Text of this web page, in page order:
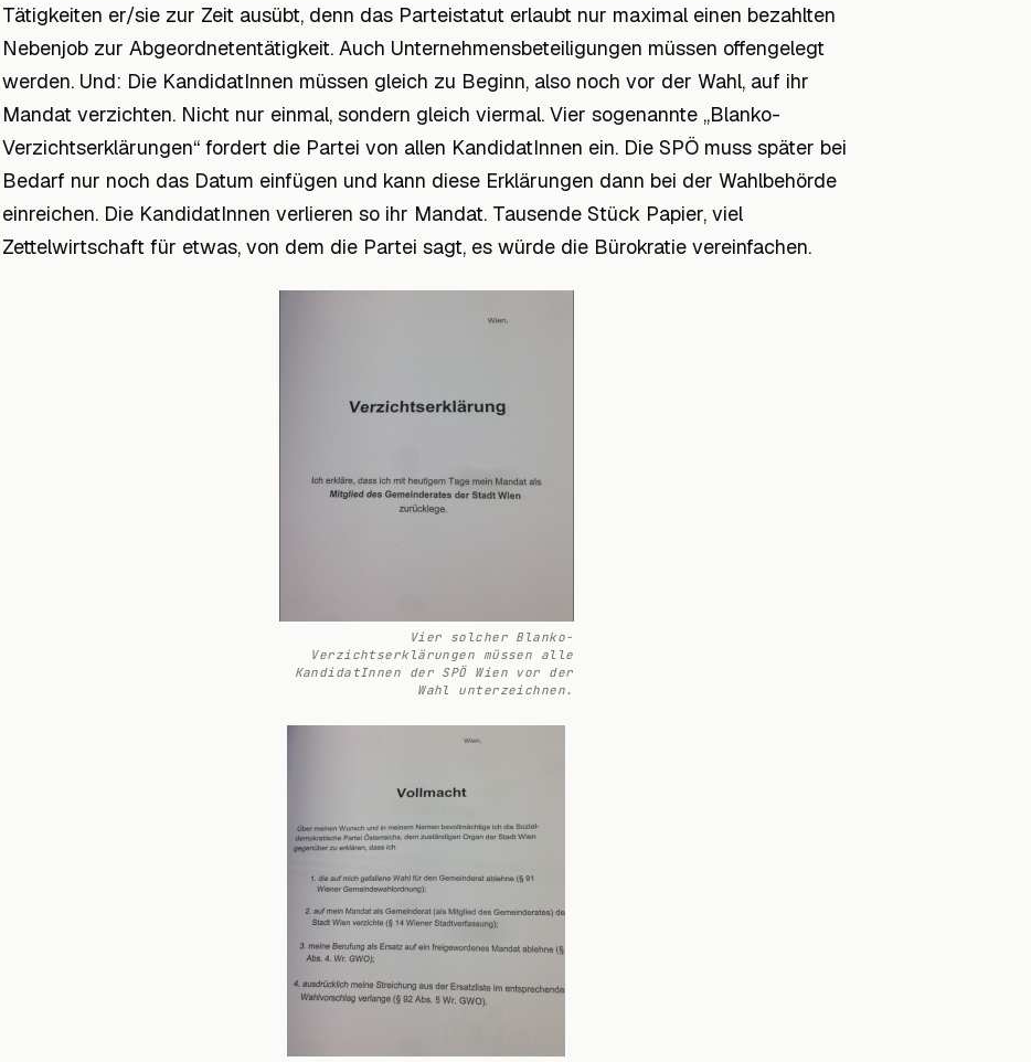
Tätigkeiten er/sie zur Zeit ausübt, denn das Parteistatut erlaubt nur maximal einen bezahlten
Nebenjob zur Abgeordnetentätigkeit. Auch Unternehmensbeteiligungen müssen offengelegt
werden. Und: Die KandidatInnen müssen gleich zu Beginn, also noch vor der Wahl, auf ihr
Mandat verzichten. Nicht nur einmal, sondern gleich viermal. Vier sogenannte „Blanko-
Verzichtserklärungen“ fordert die Partei von allen KandidatInnen ein. Die SPÖ muss später bei
Bedarf nur noch das Datum einfügen und kann diese Erklärungen dann bei der Wahlbehörde
einreichen. Die KandidatInnen verlieren so ihr Mandat. Tausende Stück Papier, viel
Zettelwirtschaft für etwas, von dem die Partei sagt, es würde die Bürokratie vereinfachen.
Vier solcher Blanko-
Verzichtserklärungen müssen alle
KandidatInnen der SPÖ Wien vor der
Wahl unterzeichnen.